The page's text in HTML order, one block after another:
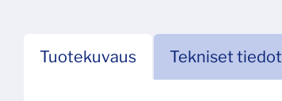
Tuotekuvaus Tekniset tiedot